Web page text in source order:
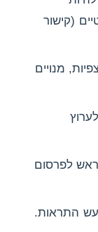
(קישור
מנויים
לפרסום
התראות.